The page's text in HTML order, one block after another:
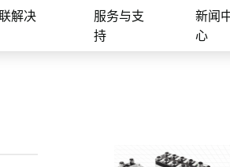
解决
服务与支
持
新闻
心